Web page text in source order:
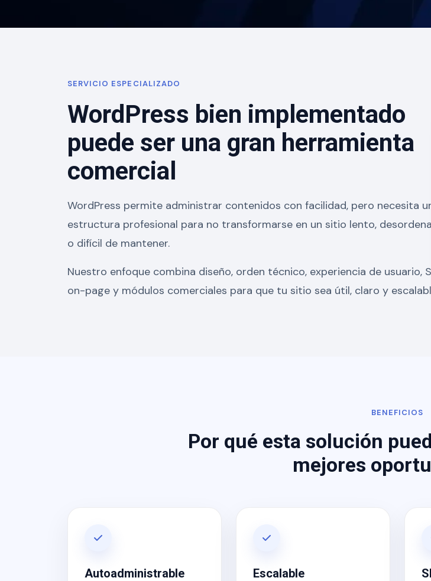
SERVICIO ESPECIALIZADO
WordPress bien implementado
puede ser una gran herramienta
comercial
WordPress permite administrar contenidos con facilidad, pero necesita
estructura profesional para no transformarse en un sitio lento,
o difícil de mantener.
Nuestro enfoque combina diseño, orden técnico, experiencia de usuario,
on-page y módulos comerciales para que tu sitio sea útil, claro y
BENEFICIOS
Por qué esta solución
mejores
Autoadministrable Escalable